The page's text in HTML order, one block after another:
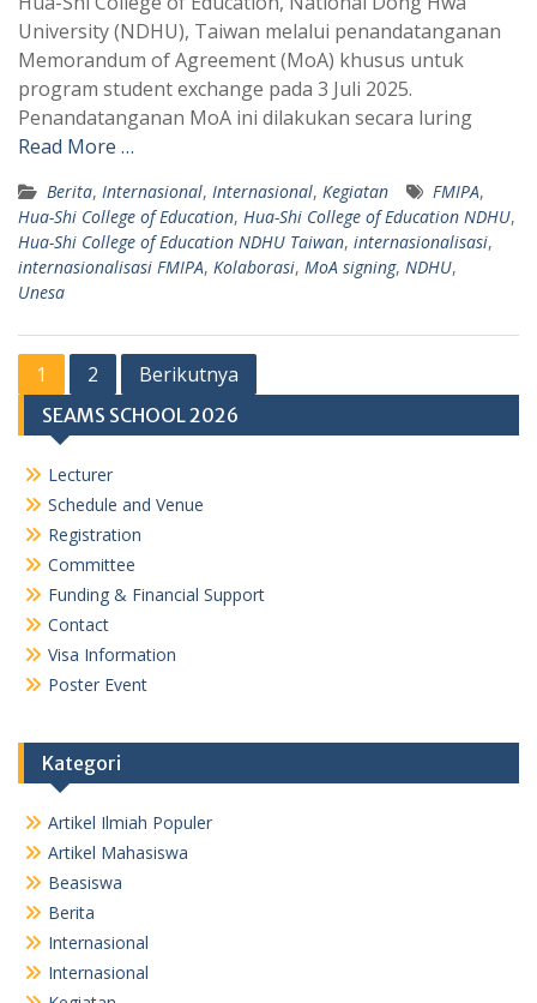
A
p
p
r
a
m
University (NDHU), Taiwan melalui penandatanganan
Memorandum of Agreement (MoA) khusus untuk
program student exchange pada 3 Juli 2025.
Penandatanganan MoA ini dilakukan secara luring
Read More …
Berita, Internasional, Internasional, Kegiatan FMIPA,
Hua-Shi College of Education, Hua-Shi College of Education NDHU,
Hua-Shi College of Education NDHU Taiwan, internasionalisasi,
internasionalisasi FMIPA, Kolaborasi, MoA signing, NDHU,
Unesa
Paginasi
pos
1 2 Berikutnya
SEAMS SCHOOL 2026
Lecturer
Schedule and Venue
Registration
Committee
Funding & Financial Support
Contact
Visa Information
Poster Event
Kategori
Artikel Ilmiah Populer
Artikel Mahasiswa
Beasiswa
Berita
Internasional
Internasional